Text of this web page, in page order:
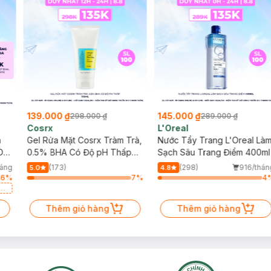
7%
145.000 ₫289.000 ₫
L'Oreal
Nước Tẩy Trang L'Oreal Làm
Sạch Sâu Trang Điểm 400ml
4.8 (298)
4%
Thêm giỏ hàng
243.000 ₫590.000 ₫
Cocoon
Combo 2 Nước Tẩy Trang
Đao Cocoon Làm Sạch &
Giảm Dầu 500ml
5.0 (57)
1.6k/
Thêm giỏ hàng